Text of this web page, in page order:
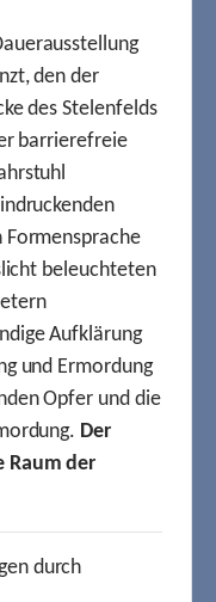
den der
des Stelenfelds
barrierefreie
beleuchteten
Aufklärung
und Ermordung
Opfer und die
Der
Raum der
durch